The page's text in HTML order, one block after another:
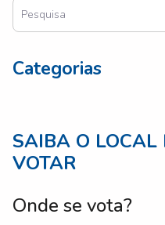
Categorias
SAIBA O LOCAL
VOTAR
Onde se vota?